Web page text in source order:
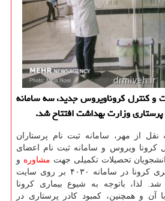
و كنترل كروناویروس جدید، سه سامانه
وزارت بهداشت افتتاح شد.
از مهر، سامانه ثبت نام پرستاران
كرونا ویروس و سامانه ثبت نام اعضای
تحصیلات تكمیلی جهت مشاوره و
مقابله با همه گیری كرونا در سامانه ۴۰۳۰ بر روی سایت
شد. لذا، باتوجه به شیوع بیماری كرونا
آن و همچنین، كمبود كادر پرستاری در